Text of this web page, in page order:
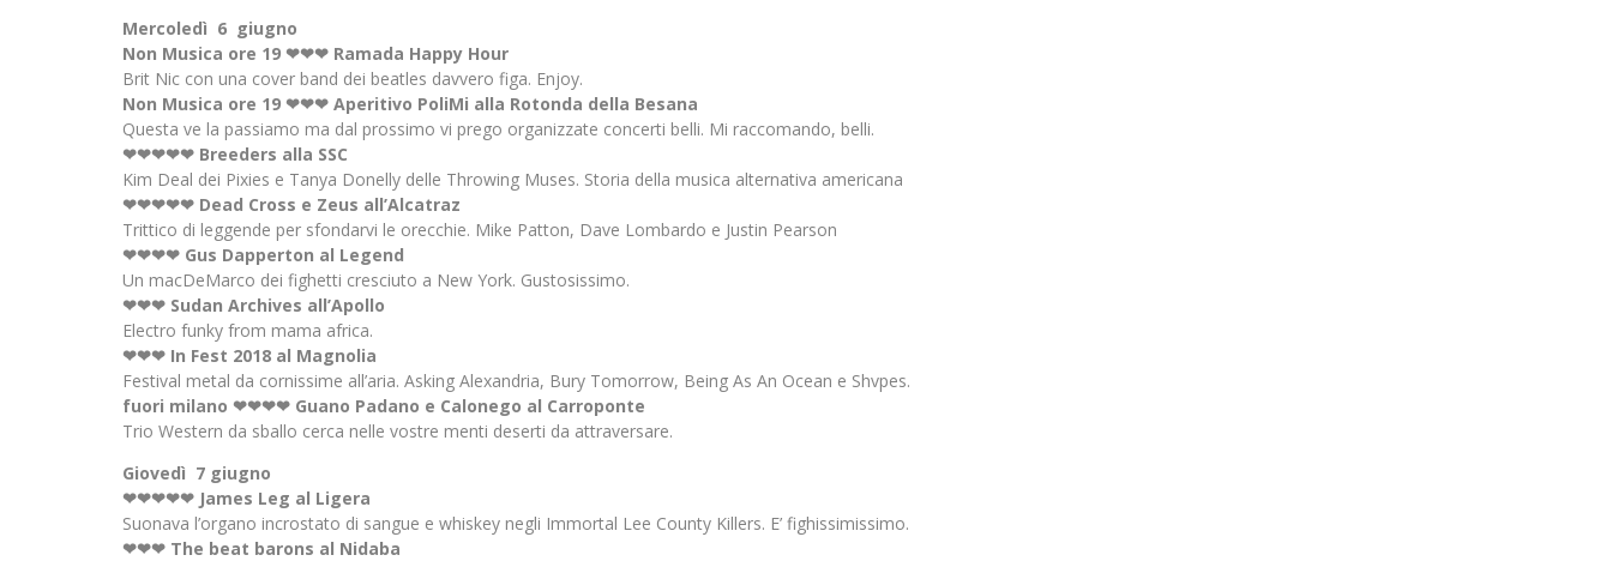
Mercoledì 6 giugno
Non Musica ore 19 ❤❤❤ Ramada Happy Hour
Brit Nic con una cover band dei beatles davvero figa. Enjoy.
Non Musica ore 19 ❤❤❤ Aperitivo PoliMi alla Rotonda della Besana
Questa ve la passiamo ma dal prossimo vi prego organizzate concerti belli. Mi raccomando, belli.
❤❤❤❤❤ Breeders alla SSC
Kim Deal dei Pixies e Tanya Donelly delle Throwing Muses. Storia della musica alternativa americana
❤❤❤❤❤ Dead Cross e Zeus all’Alcatraz
Trittico di leggende per sfondarvi le orecchie. Mike Patton, Dave Lombardo e Justin Pearson
❤❤❤❤ Gus Dapperton al Legend
Un macDeMarco dei fighetti cresciuto a New York. Gustosissimo.
❤❤❤ Sudan Archives all’Apollo
Electro funky from mama africa.
❤❤❤ In Fest 2018 al Magnolia
Festival metal da cornissime all’aria. Asking Alexandria, Bury Tomorrow, Being As An Ocean e Shvpes.
fuori milano ❤❤❤❤ Guano Padano e Calonego al Carroponte
Trio Western da sballo cerca nelle vostre menti deserti da attraversare.
Giovedì 7 giugno
❤❤❤❤❤ James Leg al Ligera
Suonava l’organo incrostato di sangue e whiskey negli Immortal Lee County Killers. E’ fighissimissimo.
❤❤❤ The beat barons al Nidaba